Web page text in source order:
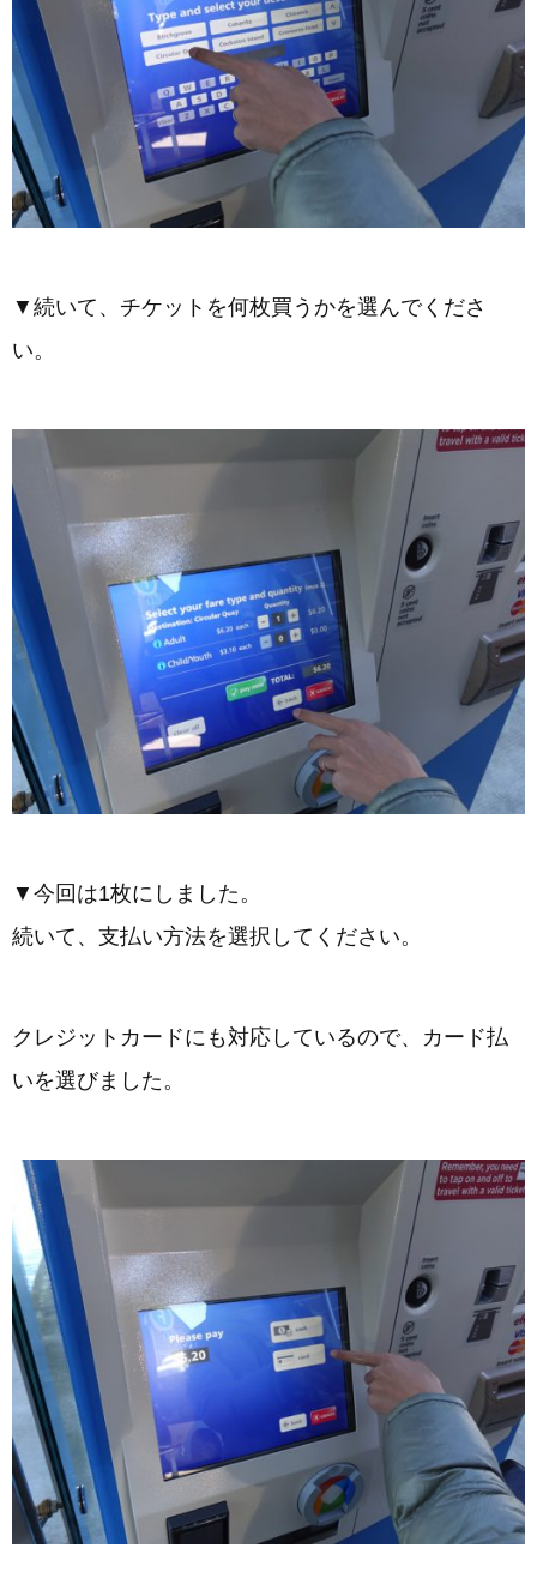
▼続いて、チケットを何枚買うかを選んでくださ
い。
▼今回は1枚にしました。
続いて、支払い方法を選択してください。
クレジットカードにも対応しているので、カード払
いを選びました。